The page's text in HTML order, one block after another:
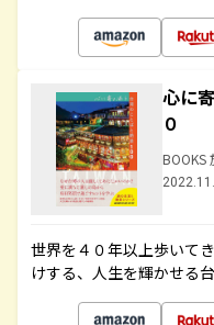
心に
０
BOOKS
世界を４０年以上歩いて
けする、人生を輝かせる